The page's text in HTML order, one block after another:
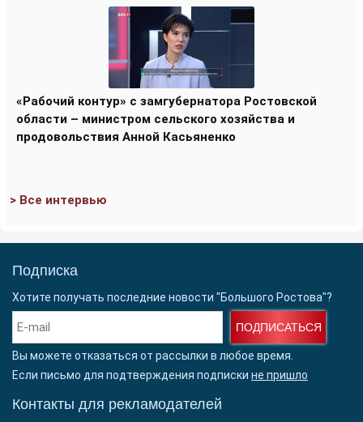
«Рабочий контур» с замгубернатора Ростовской
области – министром сельского хозяйства и
продовольствия Анной Касьяненко
> Все интервью
Подписка
Хотите получать последние новости "Большого Ростова"?
ПОДПИСАТЬСЯ
Вы можете отказаться от рассылки в любое время.
Если письмо для подтверждения подписки не пришло
Контакты для рекламодателей